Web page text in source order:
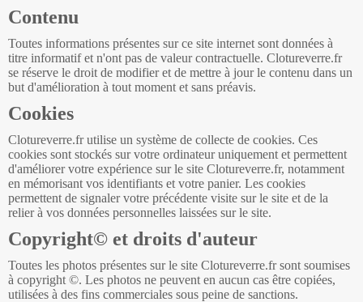
Contenu
Toutes informations présentes sur ce site internet sont données à
titre informatif et n'ont pas de valeur contractuelle. Clotureverre.fr
se réserve le droit de modifier et de mettre à jour le contenu dans un
but d'amélioration à tout moment et sans préavis.
Cookies
Clotureverre.fr utilise un système de collecte de cookies. Ces
cookies sont stockés sur votre ordinateur uniquement et permettent
d'améliorer votre expérience sur le site Clotureverre.fr, notamment
en mémorisant vos identifiants et votre panier. Les cookies
permettent de signaler votre précédente visite sur le site et de la
relier à vos données personnelles laissées sur le site.
Copyright© et droits d'auteur
Toutes les photos présentes sur le site Clotureverre.fr sont soumises
à copyright ©. Les photos ne peuvent en aucun cas être copiées,
utilisées à des fins commerciales sous peine de sanctions.